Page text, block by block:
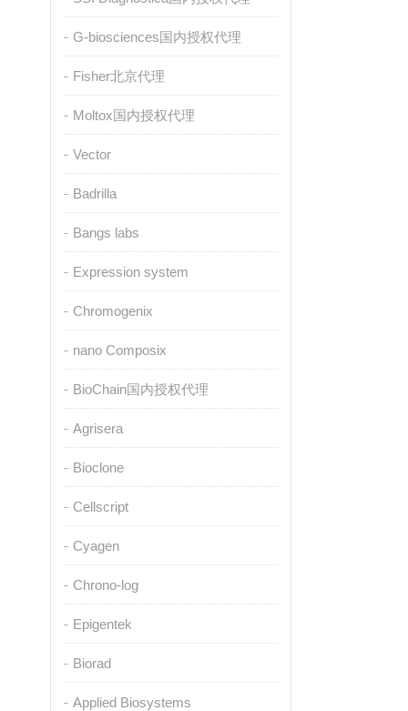
G-biosciences国内授权代理
Fisher北京代理
Moltox国内授权代理
Vector
Badrilla
Bangs labs
Expression system
Chromogenix
nano Composix
BioChain国内授权代理
Agrisera
Bioclone
Cellscript
Cyagen
Chrono-log
Epigentek
Biorad
Applied Biosystems